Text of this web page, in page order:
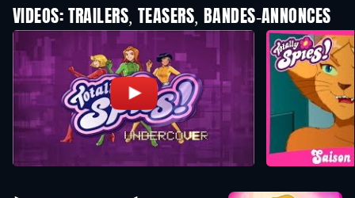
VIDEOS: TRAILERS, TEASERS, BANDES-ANNONCES